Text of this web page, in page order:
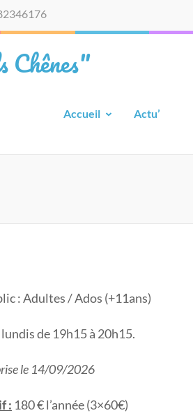
Chênes"
Accueil Actu’
: Adultes / Ados (+11ans)
lundis de 19h15 à 20h15.
le 14/09/2026
: 180 € l’année (3×60€)